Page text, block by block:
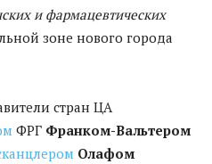
и фармацевтических
зоне нового города
стран ЦА
ФРГ Франком-Вальтером
Олафом